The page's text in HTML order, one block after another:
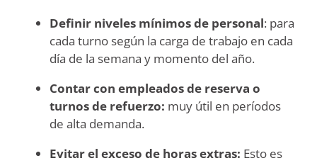
Definir niveles mínimos de personal: para
cada turno según la carga de trabajo en cada
día de la semana y momento del año.
Contar con empleados de reserva o
turnos de refuerzo: muy útil en períodos
de alta demanda.
Evitar el exceso de horas extras: Esto es